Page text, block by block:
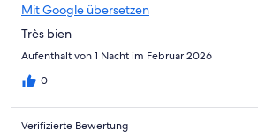
Mit Google übersetzen
Très bien
Aufenthalt von 1 Nacht im Februar 2026
0
Verifizierte Bewertung